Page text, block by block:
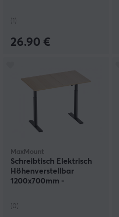
(1)
26.90 €
MaxMount
Schreibtisch Elektrisch
Höhenverstellbar
1200x700mm -
(0)